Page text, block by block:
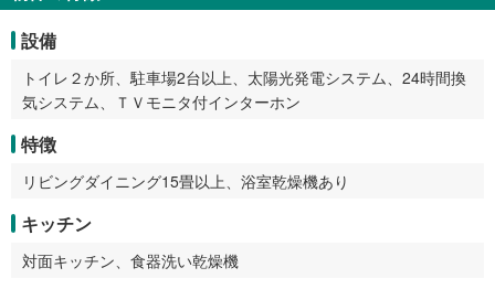
設備
トイレ２か所、駐車場2台以上、太陽光発電システム、24時間換
気システム、ＴＶモニタ付インターホン
特徴
リビングダイニング15畳以上、浴室乾燥機あり
キッチン
対面キッチン、食器洗い乾燥機